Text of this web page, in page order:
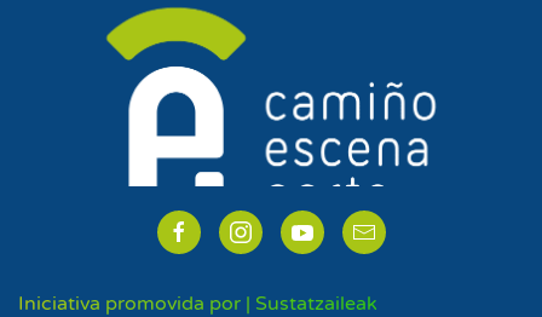
Iniciativa promovida por | Sustatzaileak